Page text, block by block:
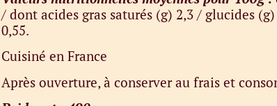
/ dont acides gras saturés (g) 2,3 / glucides
0,55.
Cuisiné en France
Après ouverture, à conserver au frais et